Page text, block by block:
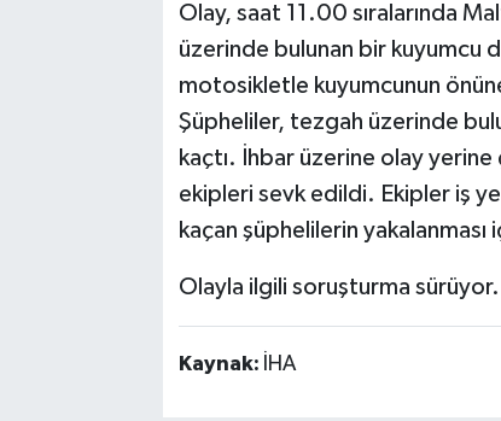
Olay, saat 11.00 sıralarında
üzerinde bulunan bir kuyumcu
motosikletle kuyumcunun
Şüpheliler, tezgah üzerinde
kaçtı. İhbar üzerine olay
ekipleri sevk edildi. Ekipler iş
kaçan şüphelilerin yakalanması
Olayla ilgili soruşturma sürüyor.
Kaynak: İHA